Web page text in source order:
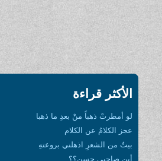
الأكثر قراءة
لو أمطرتْ ذهباً منْ بعدِ ما ذهبا
عجز الكلامُ عن الكلام
بيتٌ من الشعرِ اذهلني بروعتهِ
أين صاحبي حسن؟؟